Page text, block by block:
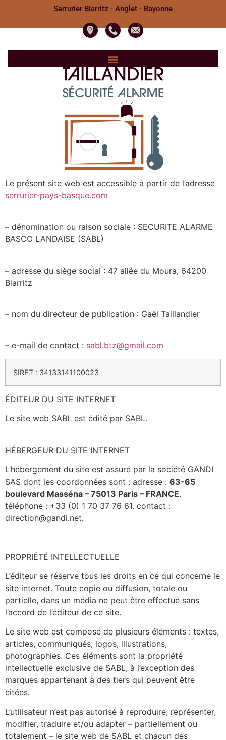
Serrurier Biarritz - Anglet - Bayonne
Le présent site web est accessible à partir de l’adresse
serrurier-pays-basque.com
– dénomination ou raison sociale : SECURITE ALARME
BASCO LANDAISE (SABL)
– adresse du siège social : 47 allée du Moura, 64200
Biarritz
– nom du directeur de publication : Gaël Taillandier
– e-mail de contact : sabl.btz@gmail.com
SIRET : 34133141100023
ÉDITEUR DU SITE INTERNET
Le site web SABL est édité par SABL.
HÉBERGEUR DU SITE INTERNET
L’hébergement du site est assuré par la société GANDI
SAS dont les coordonnées sont : adresse : 63-65
boulevard Masséna – 75013 Paris – FRANCE.
téléphone : +33 (0) 1 70 37 76 61. contact :
direction@gandi.net.
PROPRIÉTÉ INTELLECTUELLE
L’éditeur se réserve tous les droits en ce qui concerne le
site internet. Toute copie ou diffusion, totale ou
partielle, dans un média ne peut être effectué sans
l’accord de l’éditeur de ce site.
Le site web est composé de plusieurs éléments : textes,
articles, communiqués, logos, illustrations,
photographies. Ces éléments sont la propriété
intellectuelle exclusive de SABL, à l’exception des
marques appartenant à des tiers qui peuvent être
citées.
L’utilisateur n’est pas autorisé à reproduire, représenter,
modifier, traduire et/ou adapter – partiellement ou
totalement – le site web de SABL et chacun des